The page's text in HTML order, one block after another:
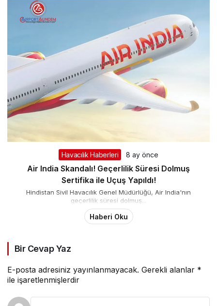
Havacılık Haberleri 8 ay önce
Air India Skandalı! Geçerlilik Süresi Dolmuş
Sertifika ile Uçuş Yapıldı!
Hindistan Sivil Havacılık Genel Müdürlüğü, Air India'nın
geçerlilik süresi dolmuş...
Haberi Oku
Bir Cevap Yaz
E-posta adresiniz yayınlanmayacak. Gerekli alanlar *
ile işaretlenmişlerdir